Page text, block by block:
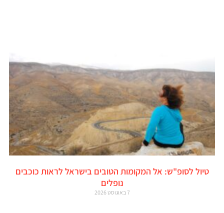
טיול לסופ"ש: אל המקומות הטובים בישראל לראות כוכבים
נופלים
7 באוגוסט 2026